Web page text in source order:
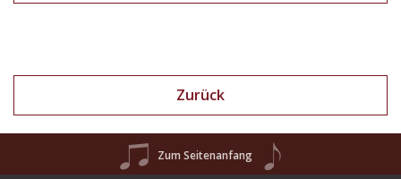
Zurück
Zum Seitenanfang